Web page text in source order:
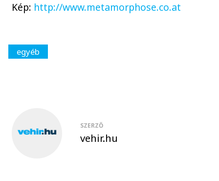
Kép: http://www.metamorphose.co.at
egyéb
SZERZŐ
vehir.hu